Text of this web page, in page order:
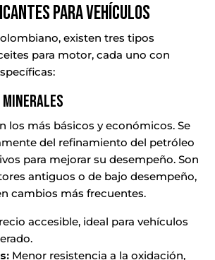
para Vehículos
existen tres tipos
para motor, cada uno con
los más básicos y económicos. Se
del refinamiento del petróleo
para mejorar su desempeño. Son
antiguos o de bajo desempeño,
cambios más frecuentes.
accesible, ideal para vehículos
Menor resistencia a la oxidación,